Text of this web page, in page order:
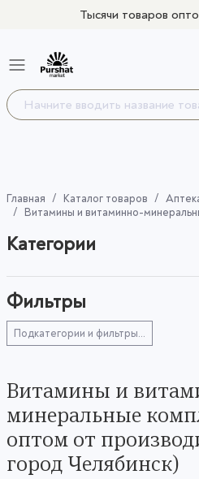
Тысячи товаров
Главная Каталог товаров
Витамины и витаминно-
Категории
Фильтры
Подкатегории и фильтры...
Витамины и
минеральные
оптом от
город Челябинск)